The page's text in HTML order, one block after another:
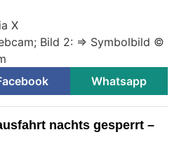
X
Bild 2: => Symbolbild ©
Whatsapp
nachts gesperrt –